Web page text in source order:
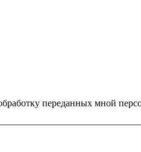
переданных мной